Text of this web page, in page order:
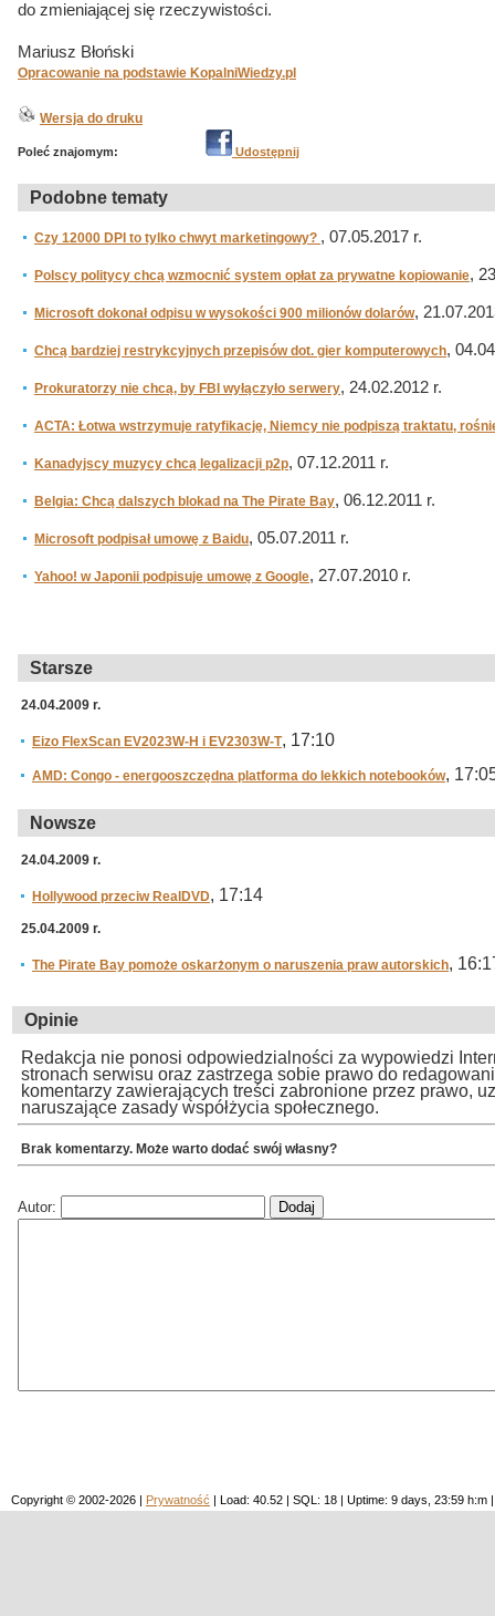
do zmieniającej się rzeczywistości.
Mariusz Błoński
Opracowanie na podstawie KopalniWiedzy.pl
Wersja do druku
Poleć znajomym: Udostępnij
Podobne tematy
Czy 12000 DPI to tylko chwyt marketingowy? , 07.05.2017 r.
Polscy politycy chcą wzmocnić system opłat za prywatne kopiowanie,
Microsoft dokonał odpisu w wysokości 900 milionów dolarów,
Chcą bardziej restrykcyjnych przepisów dot. gier komputerowych,
Prokuratorzy nie chcą, by FBI wyłączyło serwery, 24.02.2012 r.
ACTA: Łotwa wstrzymuje ratyfikację, Niemcy nie podpiszą traktatu,
Kanadyjscy muzycy chcą legalizacji p2p, 07.12.2011 r.
Belgia: Chcą dalszych blokad na The Pirate Bay, 06.12.2011 r.
Microsoft podpisał umowę z Baidu, 05.07.2011 r.
Yahoo! w Japonii podpisuje umowę z Google, 27.07.2010 r.
Starsze
24.04.2009 r.
Eizo FlexScan EV2023W-H i EV2303W-T, 17:10
AMD: Congo - energooszczędna platforma do lekkich notebooków,
Nowsze
24.04.2009 r.
Hollywood przeciw RealDVD, 17:14
25.04.2009 r.
The Pirate Bay pomoże oskarżonym o naruszenia praw autorskich,
Opinie
Redakcja nie ponosi odpowiedzialności za wypowiedzi
stronach serwisu oraz zastrzega sobie prawo do
komentarzy zawierających treści zabronione przez prawo,
naruszające zasady współżycia społecznego.
Brak komentarzy. Może warto dodać swój własny?
Autor:
Copyright © 2002-2026 | Prywatność | Load: 40.52 | SQL: 18 | Uptime: 9 days, 23:59